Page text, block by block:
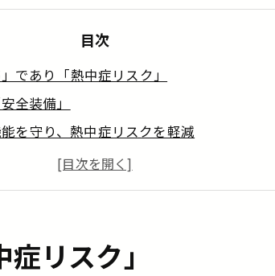
目次
であり「熱中症リスク」
全装備」
を守り、熱中症リスクを軽減
を防ぎ、ヒューマンエラーによる事故を予
で稼ぎ続けるための「体の資本」を守る
働きたい方は当社へご相談ください！
リスク」